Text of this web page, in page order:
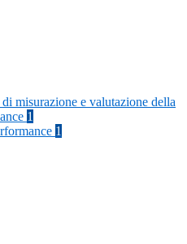
di misurazione e valutazione della
1
1